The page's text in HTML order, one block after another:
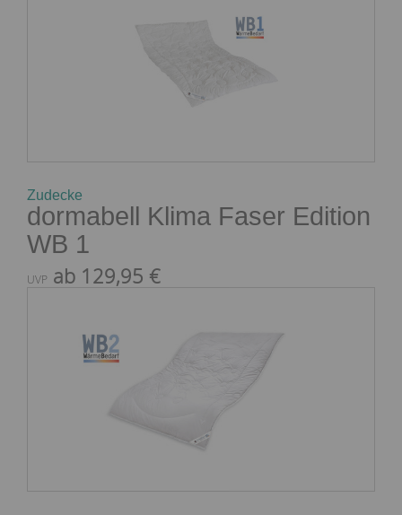
Zudecke
dormabell Klima Faser Edition
WB 1
UVP ab 129,95 €